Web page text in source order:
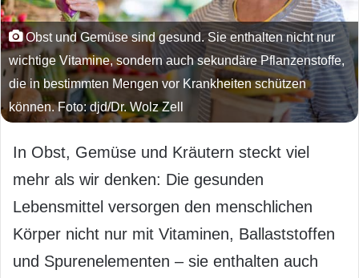
Obst und Gemüse sind gesund. Sie enthalten nicht nur
wichtige Vitamine, sondern auch sekundäre Pflanzenstoffe,
die in bestimmten Mengen vor Krankheiten schützen
können. Foto: djd/Dr. Wolz Zell
In Obst, Gemüse und Kräutern steckt viel
mehr als wir denken: Die gesunden
Lebensmittel versorgen den menschlichen
Körper nicht nur mit Vitaminen, Ballaststoffen
und Spurenelementen – sie enthalten auch